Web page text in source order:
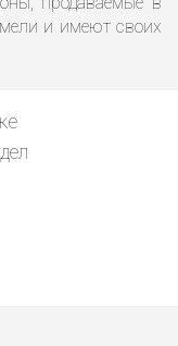
и имеют своих